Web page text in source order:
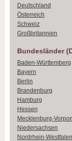
Deutschland
Österreich
Schweiz
Großbritannien
Bundesländer
Baden-Württemberg
Bayern
Berlin
Brandenburg
Hamburg
Hessen
Mecklenburg-
Niedersachsen
Nordrhein-Westfalen